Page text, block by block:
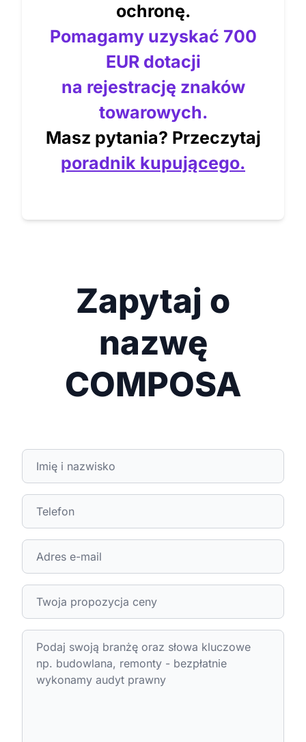
ochronę.
Pomagamy uzyskać 700
EUR dotacji
na rejestrację znaków
towarowych.
Masz pytania? Przeczytaj
poradnik kupującego.
Zapytaj o
nazwę
COMPOSA